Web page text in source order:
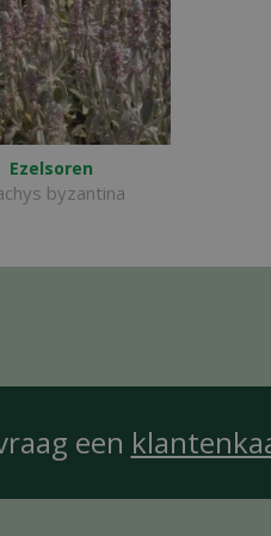
Ezelsoren
byzantina
een